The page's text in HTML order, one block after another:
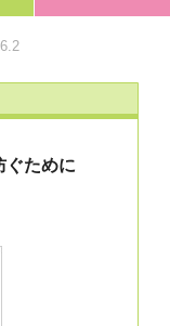
ぐために